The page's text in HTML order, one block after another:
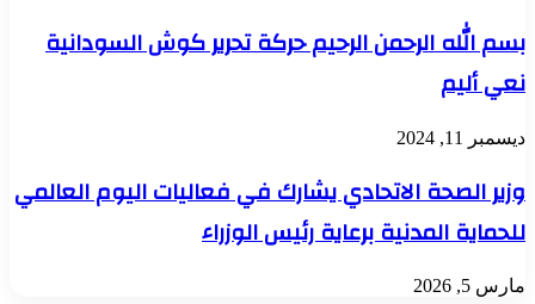
بسم الله الرحمن الرحيم حركة تحرير كوش السودانية
نعي أليم
ديسمبر 11, 2024
وزير الصحة الاتحادي يشارك في فعاليات اليوم العالمي
للحماية المدنية برعاية رئيس الوزراء
مارس 5, 2026